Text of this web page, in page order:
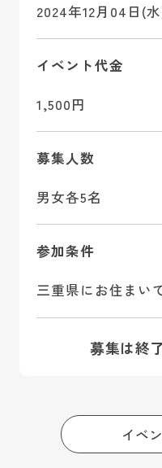
2024年12月04日(
イベント代金
1,500円
募集人数
男女各5名
参加条件
三重県にお住まい
募集は終
イベ